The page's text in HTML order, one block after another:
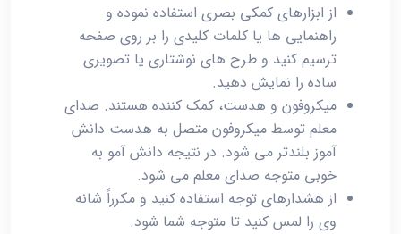
از ابزارهای کمکی بصری استفاده نموده و
راهنمایی ها یا کلمات کلیدی را بر روی صفحه
ترسیم کنید و طرح های نوشتاری یا تصویری
ساده را نمایش دهید.
میکروفون و هدست، کمک کننده هستند. صدای
معلم توسط میکروفون متصل به هدست دانش
آموز بلندتر می شود. در نتیجه دانش آمو به
خوبی متوجه صدای معلم می شود.
از هشدارهای توجه استفاده کنید و مکرراً شانه
وی را لمس کنید تا متوجه شما شود.